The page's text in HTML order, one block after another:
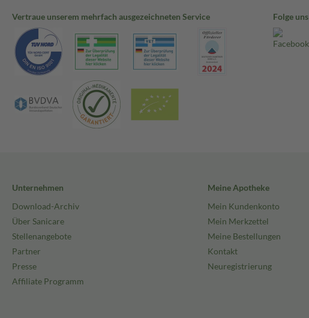
Vertraue unserem mehrfach ausgezeichneten Service Folge uns
Unternehmen
Download-Archiv
Über Sanicare
Stellenangebote
Partner
Presse
Affiliate Programm
Meine Apotheke
Mein Kundenkonto
Mein Merkzettel
Meine Bestellungen
Kontakt
Neuregistrierung